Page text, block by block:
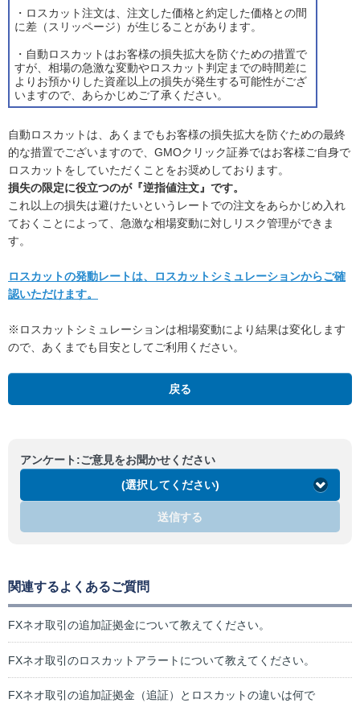
・ロスカット注文は、注文した価格と約定した価格との間
に差（スリッページ）が生じることがあります。
・自動ロスカットはお客様の損失拡大を防ぐための措置で
すが、相場の急激な変動やロスカット判定までの時間差に
よりお預かりした資産以上の損失が発生する可能性がござ
いますので、あらかじめご了承ください。
自動ロスカットは、あくまでもお客様の損失拡大を防ぐための最終
的な措置でございますので、GMOクリック証券ではお客様ご自身で
ロスカットをしていただくことをお奨めしております。
損失の限定に役立つのが『逆指値注文』です。
これ以上の損失は避けたいというレートでの注文をあらかじめ入れ
ておくことによって、急激な相場変動に対しリスク管理ができま
す。
ロスカットの発動レートは、ロスカットシミュレーションからご確
認いただけます。
※ロスカットシミュレーションは相場変動により結果は変化します
ので、あくまでも目安としてご利用ください。
戻る
アンケート:ご意見をお聞かせください
(選択してください)
送信する
関連するよくあるご質問
FXネオ取引の追加証拠金について教えてください。
FXネオ取引のロスカットアラートについて教えてください。
FXネオ取引の追加証拠金（追証）とロスカットの違いは何で